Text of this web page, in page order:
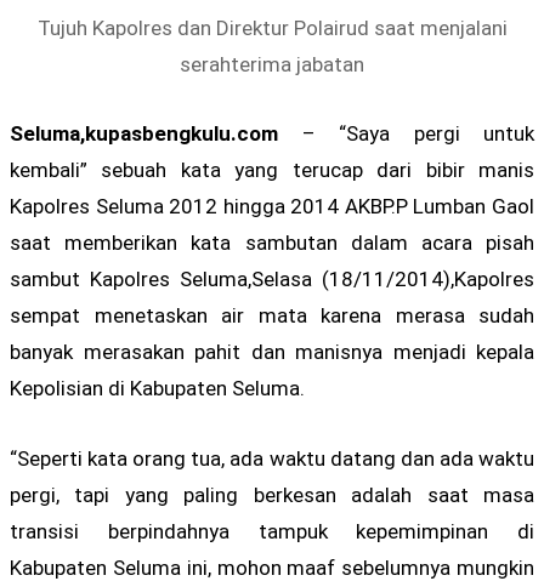
Tujuh Kapolres dan Direktur Polairud saat menjalani
serahterima jabatan
Seluma,kupasbengkulu.com – “Saya pergi untuk
kembali” sebuah kata yang terucap dari bibir manis
Kapolres Seluma 2012 hingga 2014 AKBP.P Lumban Gaol
saat memberikan kata sambutan dalam acara pisah
sambut Kapolres Seluma,Selasa (18/11/2014),Kapolres
sempat menetaskan air mata karena merasa sudah
banyak merasakan pahit dan manisnya menjadi kepala
Kepolisian di Kabupaten Seluma.
“Seperti kata orang tua, ada waktu datang dan ada waktu
pergi, tapi yang paling berkesan adalah saat masa
transisi berpindahnya tampuk kepemimpinan di
Kabupaten Seluma ini, mohon maaf sebelumnya mungkin